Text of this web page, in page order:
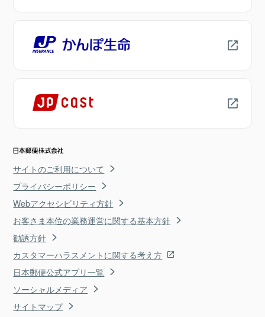
サイトのご利用について
プライバシーポリシー
Webアクセシビリティ方針
お客さま本位の業務運営に関する基本方針
勧誘方針
カスタマーハラスメントに関する考え方
日本郵便公式アプリ一覧
ソーシャルメディア
サイトマップ